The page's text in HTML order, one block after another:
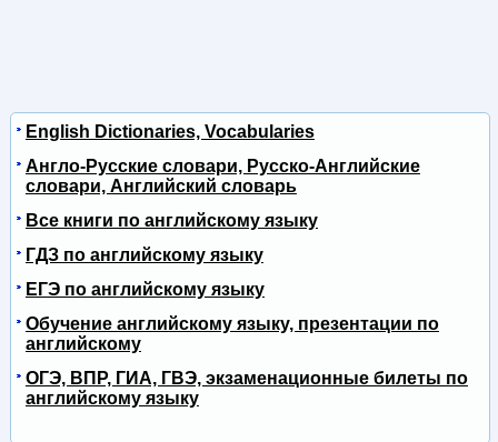
English Dictionaries, Vocabularies
Англо-Русские словари, Русско-Английские
словари, Английский словарь
Все книги по английскому языку
ГДЗ по английскому языку
ЕГЭ по английскому языку
Обучение английскому языку, презентации по
английскому
ОГЭ, ВПР, ГИА, ГВЭ, экзаменационные билеты по
английскому языку